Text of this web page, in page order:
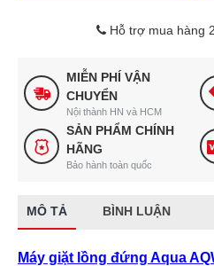
Hỗ trợ mua hàng
MIỄN PHÍ VẬN
CHUYỂN
Nội thành HN và HCM
SẢN PHẨM CHÍNH
HÃNG
Bảo hành toàn quốc
MÔ TẢ BÌNH LUẬN
Máy giặt lồng đứng Aqua